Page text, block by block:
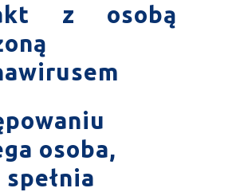
z osobą
osoba,